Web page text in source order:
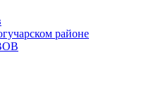
районе